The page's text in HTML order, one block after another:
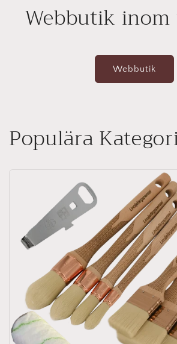
Webbutik
Webbutik
Populära